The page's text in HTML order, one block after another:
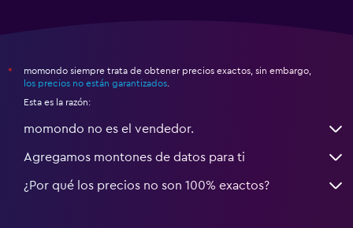
*
momondo siempre trata de obtener precios exactos, sin embargo,
los precios no están garantizados
Esta es la razón:
momondo no es el vendedor.
Agregamos montones de datos para ti
¿Por qué los precios no son 100% exactos?